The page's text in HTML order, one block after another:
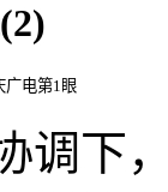
广电第1眼
调下